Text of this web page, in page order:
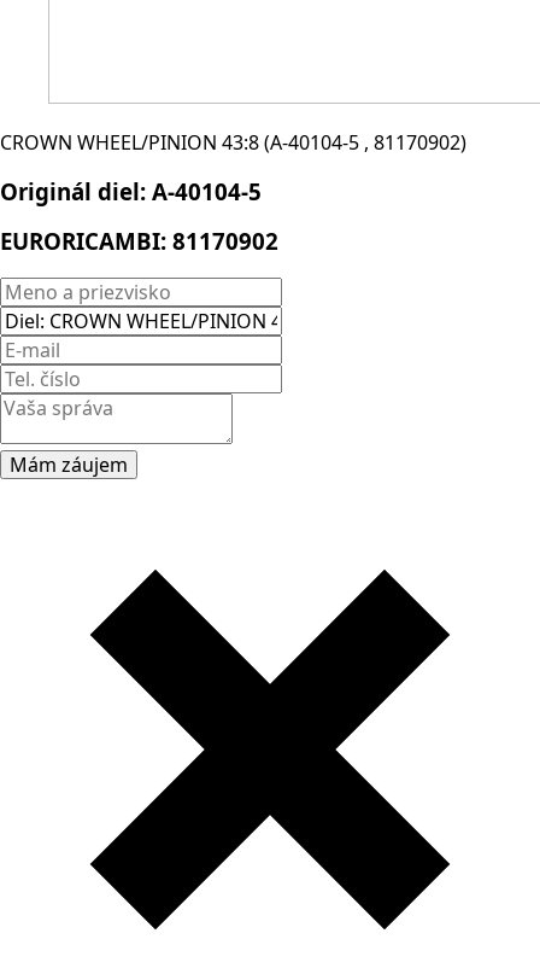
CROWN WHEEL/PINION 43:8 (A-40104-5 , 81170902)
Originál diel: A-40104-5
EURORICAMBI: 81170902
Mám záujem